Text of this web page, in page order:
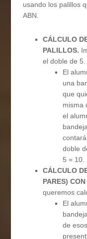
usando los palillos
ABN.
CÁLCULO
PALILLOS.
el doble de 5.
El
una
que
misma
el
doble
5 = 10.
CÁLCULO
PARES)
queremos
El
de